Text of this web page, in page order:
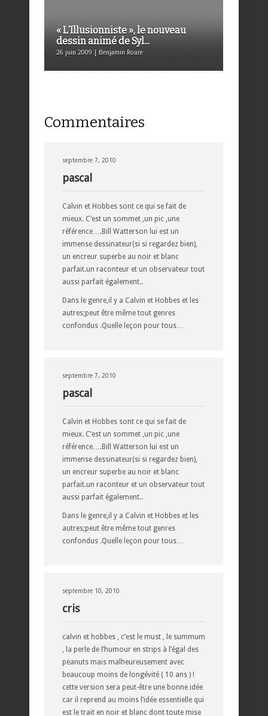
« L’Illusionniste », le nouveau
dessin animé de Syl...
26 juin 2009 | Benjamin Roure
Commentaires
septembre 7, 2010
pascal
Calvin et Hobbes sont ce qui se fait de
mieux. C’est un sommet ,un pic ,une
référence….Bill Watterson lui est un
immense dessinateur(si si regardez bien),
un encreur superbe au noir et blanc
parfait.un raconteur et un observateur tout
aussi parfait également..
Dans le genre,il y a Calvin et Hobbes et les
autres;peut être même tout genres
confondus .Quelle leçon pour tous…
septembre 7, 2010
pascal
Calvin et Hobbes sont ce qui se fait de
mieux. C’est un sommet ,un pic ,une
référence….Bill Watterson lui est un
immense dessinateur(si si regardez bien),
un encreur superbe au noir et blanc
parfait.un raconteur et un observateur tout
aussi parfait également..
Dans le genre,il y a Calvin et Hobbes et les
autres;peut être même tout genres
confondus .Quelle leçon pour tous…
septembre 10, 2010
cris
calvin et hobbes , c’est le must , le summum
, la perle de l’humour en strips à l’égal des
peanuts mais malheureusement avec
beaucoup moins de longévité ( 10 ans ) !
cette version sera peut-être une bonne idée
car il reprend au moins l’idée essentielle qui
est le trait en noir et blanc dont toute mise